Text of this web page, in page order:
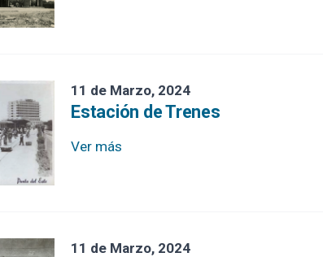
11 de Marzo, 2024
Estación de Trenes
Ver más
11 de Marzo, 2024